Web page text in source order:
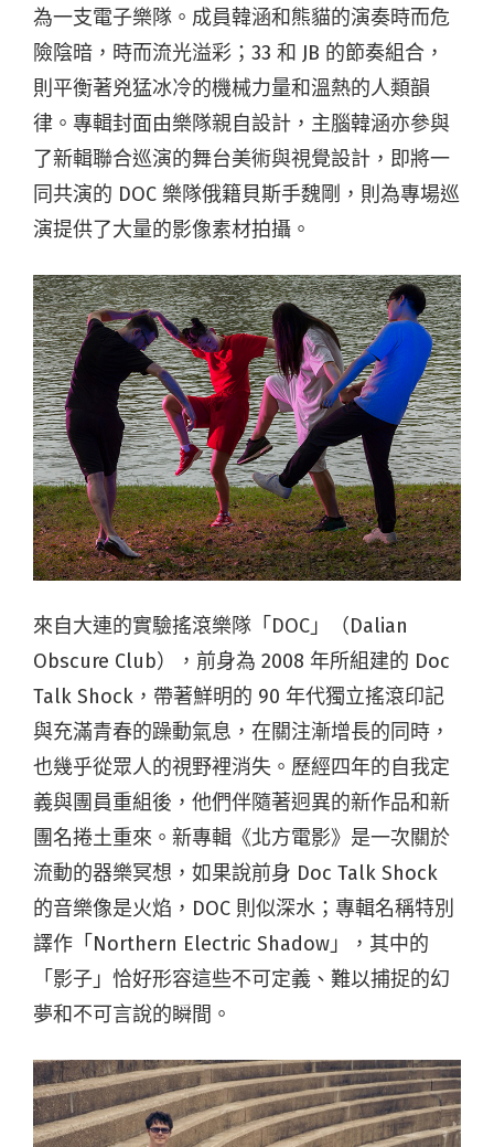
為一支電子樂隊。成員韓涵和熊貓的演奏時而危
險陰暗，時而流光溢彩；33 和 JB 的節奏組合，
則平衡著兇猛冰冷的機械力量和溫熱的人類韻
律。專輯封面由樂隊親自設計，主腦韓涵亦參與
了新輯聯合巡演的舞台美術與視覺設計，即將一
同共演的 DOC 樂隊俄籍貝斯手魏剛，則為專場巡
演提供了大量的影像素材拍攝。
來自大連的實驗搖滾樂隊「DOC」（Dalian
Obscure Club），前身為 2008 年所組建的 Doc
Talk Shock，帶著鮮明的 90 年代獨立搖滾印記
與充滿青春的躁動氣息，在關注漸增長的同時，
也幾乎從眾人的視野裡消失。歷經四年的自我定
義與團員重組後，他們伴隨著迥異的新作品和新
團名捲土重來。新專輯《北方電影》是一次關於
流動的器樂冥想，如果說前身 Doc Talk Shock
的音樂像是火焰，DOC 則似深水；專輯名稱特別
譯作「Northern Electric Shadow」，其中的
「影子」恰好形容這些不可定義、難以捕捉的幻
夢和不可言說的瞬間。